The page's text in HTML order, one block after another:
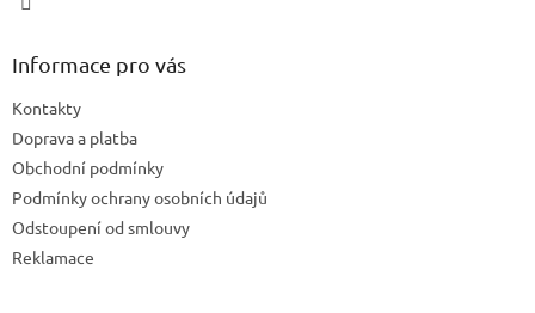
Informace pro vás
Kontakty
Doprava a platba
Obchodní podmínky
Podmínky ochrany osobních údajů
Odstoupení od smlouvy
Reklamace